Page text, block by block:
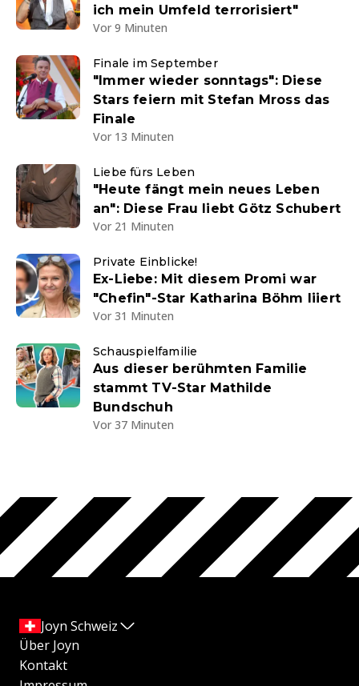
ich mein Umfeld terrorisiert"
Vor 9 Minuten
Finale im September
"Immer wieder sonntags": Diese
Stars feiern mit Stefan Mross das
Finale
Vor 13 Minuten
Liebe fürs Leben
"Heute fängt mein neues Leben
an": Diese Frau liebt Götz Schubert
Vor 21 Minuten
Private Einblicke!
Ex-Liebe: Mit diesem Promi war
"Chefin"-Star Katharina Böhm liiert
Vor 31 Minuten
Schauspielfamilie
Aus dieser berühmten Familie
stammt TV-Star Mathilde
Bundschuh
Vor 37 Minuten
Joyn Schweiz
Über Joyn
Kontakt